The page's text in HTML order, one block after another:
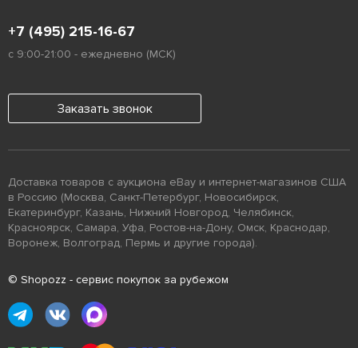
+7 (495) 215-16-67
с 9:00-21:00 - ежедневно (МСК)
Заказать звонок
Доставка товаров с аукциона eBay и интернет-магазинов США
в Россию (Москва, Санкт-Петербург, Новосибирск,
Екатеринбург, Казань, Нижний Новгород, Челябинск,
Красноярск, Самара, Уфа, Ростов-на-Дону, Омск, Краснодар,
Воронеж, Волгоград, Пермь и другие города).
© Shopozz - сервис покупок за рубежом